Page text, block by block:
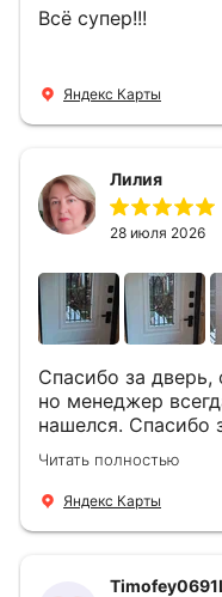
Всё супер!!!
Яндекс Карты
Лилия
28 июля 2026
Спасибо за дверь,
но менеджер
нашелся. Спасибо
Роману, один и
что дверь
Читать полностью
Яндекс Карты